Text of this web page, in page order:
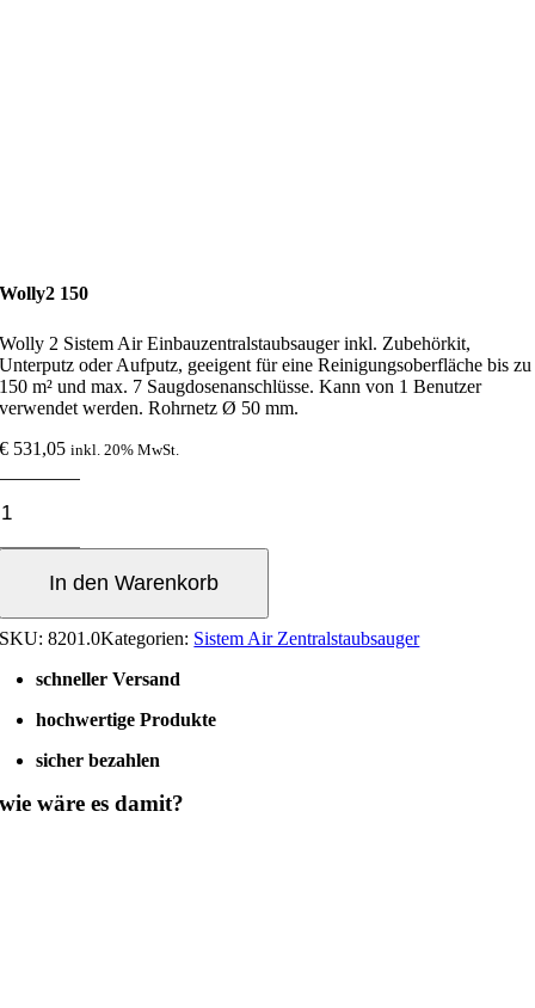
Wolly2 150
Wolly 2 Sistem Air Einbauzentralstaubsauger inkl. Zubehörkit,
Unterputz oder Aufputz, geeigent für eine Reinigungsoberfläche bis zu
150 m² und max. 7 Saugdosenanschlüsse. Kann von 1 Benutzer
verwendet werden. Rohrnetz Ø 50 mm.
€ 531,05 inkl. 20% MwSt.
In den Warenkorb
SKU:8201.0Kategorien: Sistem Air Zentralstaubsauger
schneller Versand
hochwertige Produkte
sicher bezahlen
wie wäre es damit?